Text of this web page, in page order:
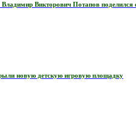
Викторович Потапов
новую детскую игровую площадку